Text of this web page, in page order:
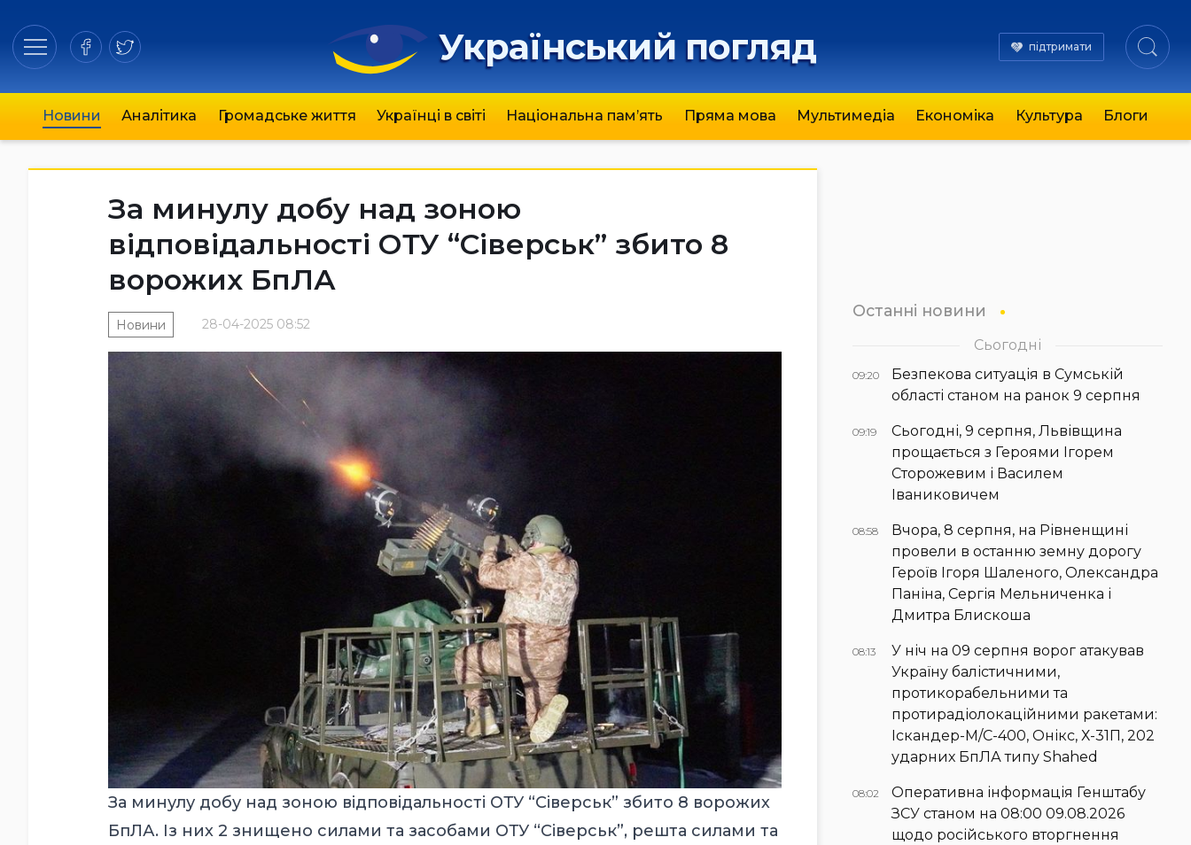
Український погляд підтримати
Новини Аналітика Громадське життя Українці в світі Національна пам’ять Пряма мова Мультимедіа Економіка Культура Блоги
За минулу добу над зоною
відповідальності ОТУ “Сіверськ” збито 8
ворожих БпЛА
28-04-2025 08:52
Новини
За минулу добу над зоною відповідальності ОТУ “Сіверськ” збито 8 ворожих
БпЛА. Із них 2 знищено силами та засобами ОТУ “Сіверськ”, решта силами та
Останні новини
Сьогодні
09:20
Безпекова ситуація в Сумській
області станом на ранок 9 серпня
09:19
Сьогодні, 9 серпня, Львівщина
прощається з Героями Ігорем
Сторожевим і Василем
Іваниковичем
08:58
Вчора, 8 серпня, на Рівненщині
провели в останню земну дорогу
Героїв Ігоря Шаленого, Олександра
Паніна, Сергія Мельниченка і
Дмитра Блискоша
08:13
У ніч на 09 серпня ворог атакував
Україну балістичними,
протикорабельними та
протирадіолокаційними ракетами:
Іскандер-М/С-400, Онікс, Х-31П, 202
ударних БпЛА типу Shahed
08:02
Оперативна інформація Генштабу
ЗСУ станом на 08:00 09.08.2026
щодо російського вторгнення